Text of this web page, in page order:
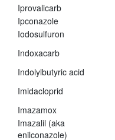
Iprovalicarb
Ipconazole
Iodosulfuron
Indoxacarb
Indolylbutyric acid
Imidacloprid
Imazamox
Imazalil (aka
enilconazole)